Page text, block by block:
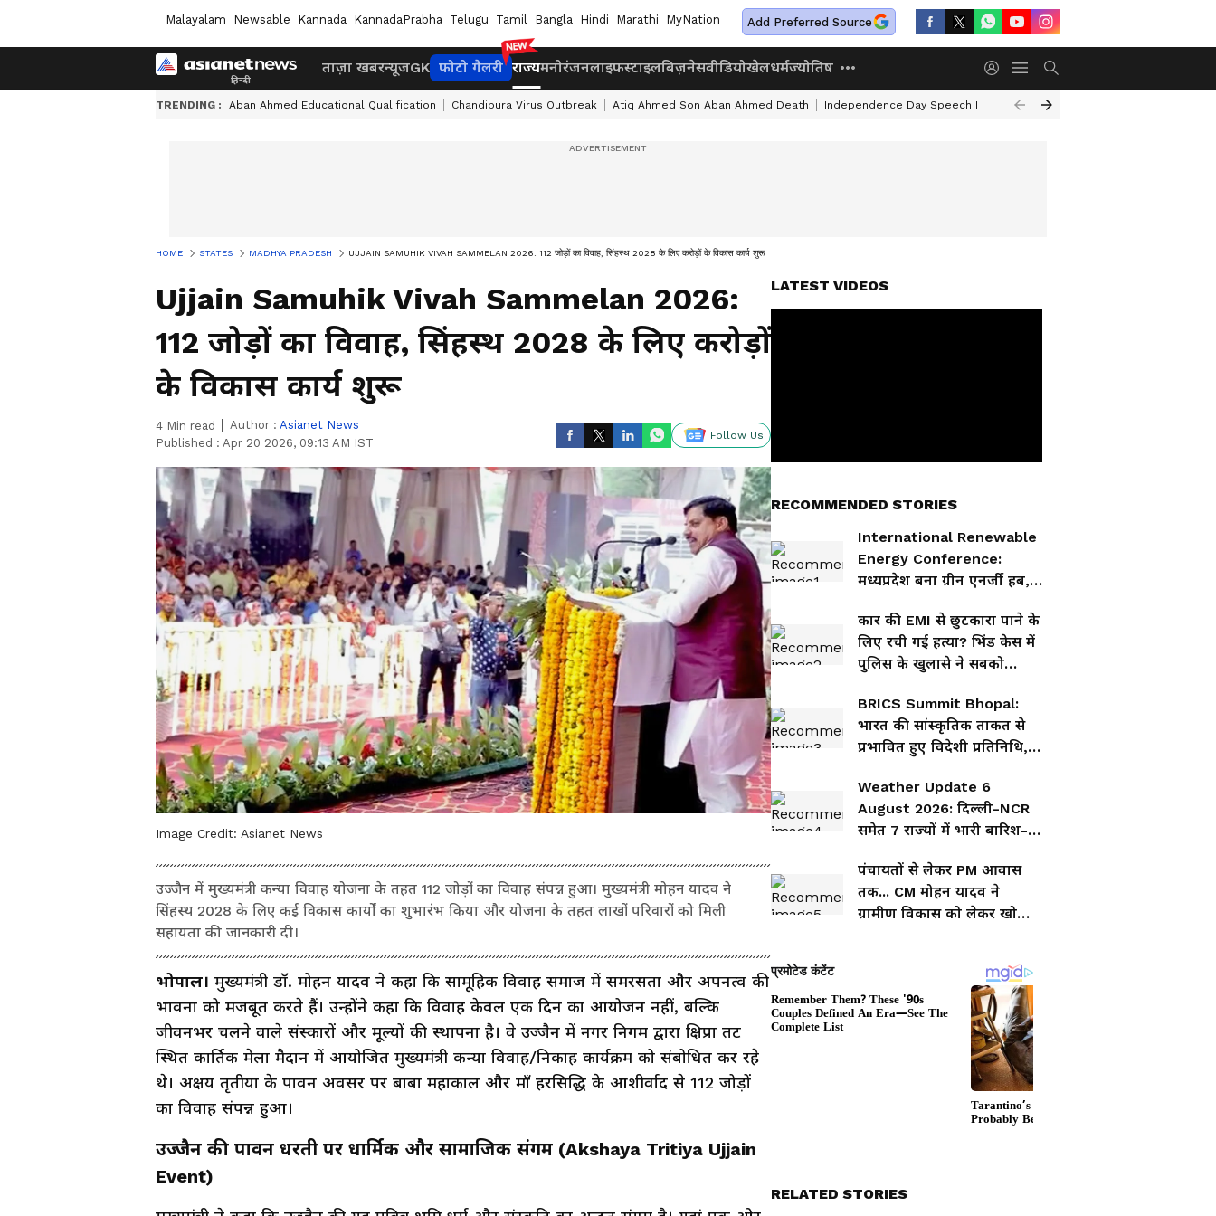
Malayalam Newsable Kannada KannadaPrabha Telugu Tamil Bangla Hindi Marathi MyNation Add Preferred Source
ताज़ा खबरन्यूजGK फोटो गैलरी राज्यमनोरंजनलाइफस्टाइलबिज़नेसवीडियोखेलधर्मज्योतिष
TRENDING : Aban Ahmed Educational Qualification Chandipura Virus Outbreak Atiq Ahmed Son Aban Ahmed Death Independence Day Speech In Hindi Mafia Atiq Ahmed Family
HOME STATES MADHYA PRADESH UJJAIN SAMUHIK VIVAH SAMMELAN 2026: 112 जोड़ों का विवाह, सिंहस्थ 2028 के लिए करोड़ों के विकास कार्य शुरू
Ujjain Samuhik Vivah Sammelan 2026:
112 जोड़ों का विवाह, सिंहस्थ 2028 के लिए करोड़ों
के विकास कार्य शुरू
4 Min read Author : Asianet News
Published : Apr 20 2026, 09:13 AM IST
Follow Us
Image Credit: Asianet News
उज्जैन में मुख्यमंत्री कन्या विवाह योजना के तहत 112 जोड़ों का विवाह संपन्न हुआ। मुख्यमंत्री मोहन यादव ने
सिंहस्थ 2028 के लिए कई विकास कार्यों का शुभारंभ किया और योजना के तहत लाखों परिवारों को मिली
सहायता की जानकारी दी।
भोपाल। मुख्यमंत्री डॉ. मोहन यादव ने कहा कि सामूहिक विवाह समाज में समरसता और अपनत्व की
भावना को मजबूत करते हैं। उन्होंने कहा कि विवाह केवल एक दिन का आयोजन नहीं, बल्कि
जीवनभर चलने वाले संस्कारों और मूल्यों की स्थापना है। वे उज्जैन में नगर निगम द्वारा क्षिप्रा तट
स्थित कार्तिक मेला मैदान में आयोजित मुख्यमंत्री कन्या विवाह/निकाह कार्यक्रम को संबोधित कर रहे
थे। अक्षय तृतीया के पावन अवसर पर बाबा महाकाल और माँ हरसिद्धि के आशीर्वाद से 112 जोड़ों
का विवाह संपन्न हुआ।
उज्जैन की पावन धरती पर धार्मिक और सामाजिक संगम (Akshaya Tritiya Ujjain
Event)
LATEST VIDEOS
RECOMMENDED STORIES
International Renewable
Energy Conference:
मध्यप्रदेश बना ग्रीन एनर्जी हब,
फोकस
कार की EMI से छुटकारा पाने के
लिए रची गई हत्या? भिंड केस में
पुलिस के खुलासे ने सबको
BRICS Summit Bhopal:
भारत की सांस्कृतिक ताकत से
प्रभावित हुए विदेशी प्रतिनिधि,
Weather Update 6
August 2026: दिल्ली-NCR
समेत 7 राज्यों में भारी बारिश-
चेतावनी
पंचायतों से लेकर PM आवास
तक... CM मोहन यादव ने
ग्रामीण विकास को लेकर खोला
RELATED STORIES